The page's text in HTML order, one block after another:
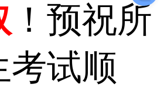
！预祝所
考试顺